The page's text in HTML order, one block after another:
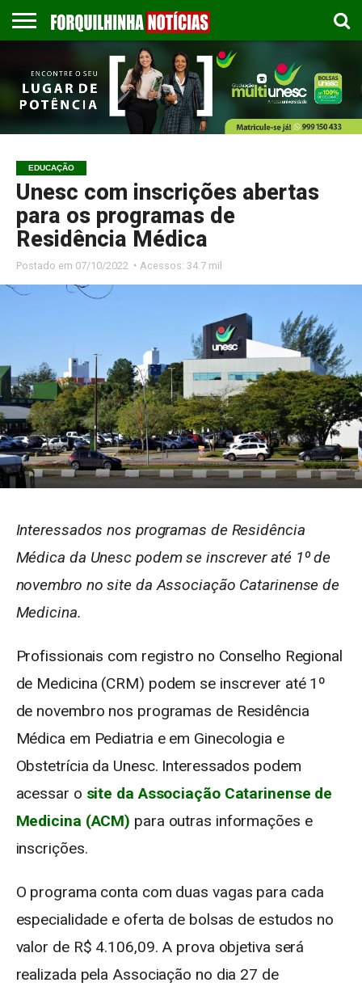
EMPREGOS
ESPORTES
PUBLICAÇÃO
LEGAL
GASTRONOMIA
CONTATO
EDUCAÇÃO
Unesc com inscrições abertas
para os programas de
Residência Médica
Postado em 07/10/2022 ◔ Acessos: 34.7 mil
Interessados nos programas de Residência
Médica da Unesc podem se inscrever até 1º de
novembro no site da Associação Catarinense de
Medicina.
Profissionais com registro no Conselho Regional
de Medicina (CRM) podem se inscrever até 1º
de novembro nos programas de Residência
Médica em Pediatria e em Ginecologia e
Obstetrícia da Unesc. Interessados podem
acessar o site da Associação Catarinense de
Medicina (ACM) para outras informações e
inscrições.
O programa conta com duas vagas para cada
especialidade e oferta de bolsas de estudos no
valor de R$ 4.106,09. A prova objetiva será
realizada pela Associação no dia 27 de